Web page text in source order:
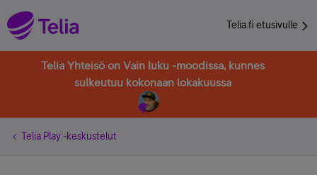
Telia.fi etusivulle
Telia Yhteisö on Vain luku -moodissa, kunnes
sulkeutuu kokonaan lokakuussa
Telia Play -keskustelut